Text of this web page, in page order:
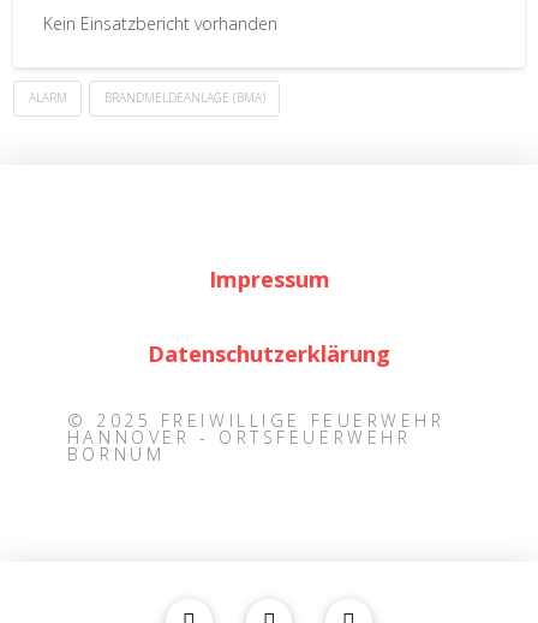
Kein Einsatzbericht vorhanden
ALARM BRANDMELDEANLAGE (BMA)
Impressum
Datenschutzerklärung
© 2025 FREIWILLIGE FEUERWEHR
HANNOVER - ORTSFEUERWEHR
BORNUM